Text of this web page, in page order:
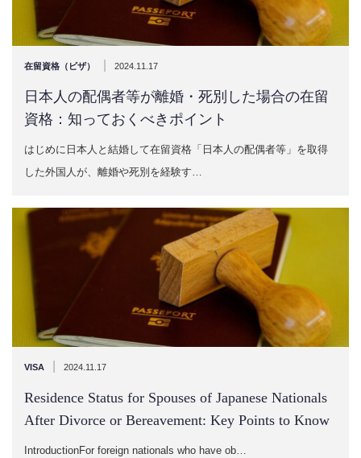
在留資格（ビザ） 2024.11.17
日本人の配偶者等が離婚・死別した場合の在留
資格：知っておくべきポイント
はじめに日本人と結婚して在留資格「日本人の配偶者等」を取得
した外国人が、離婚や死別を経験す…
VISA 2024.11.17
Residence Status for Spouses of Japanese Nationals
After Divorce or Bereavement: Key Points to Know
IntroductionFor foreign nationals who have ob…